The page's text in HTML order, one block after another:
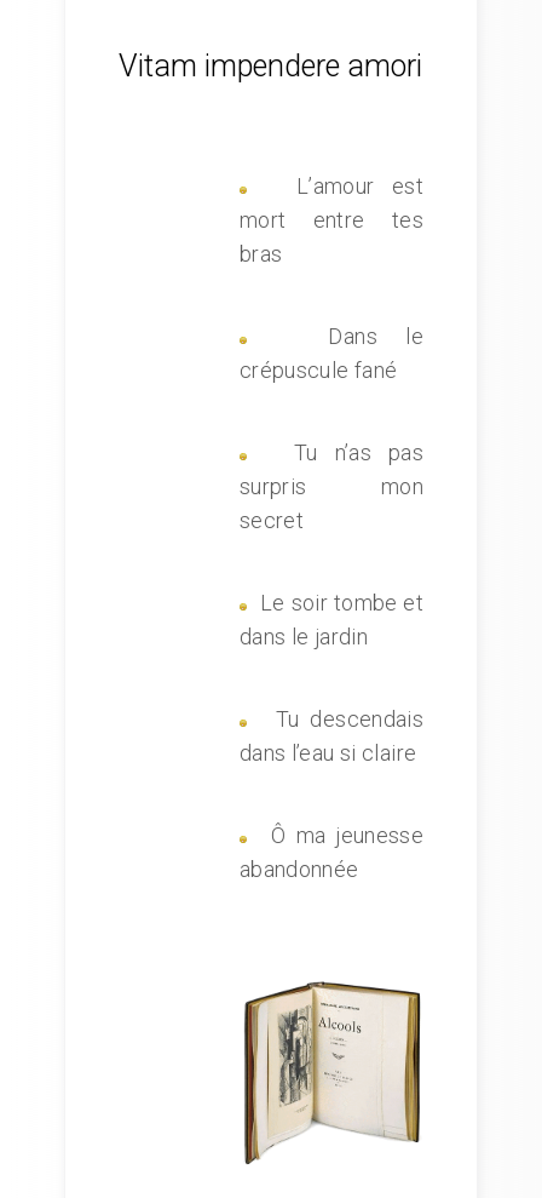
Vitam impendere amori
L’amour est
mort entre tes
bras
Dans le
crépuscule fané
Tu n’as pas
surpris mon
secret
Le soir tombe et
dans le jardin
Tu descendais
dans l’eau si claire
Ô ma jeunesse
abandonnée